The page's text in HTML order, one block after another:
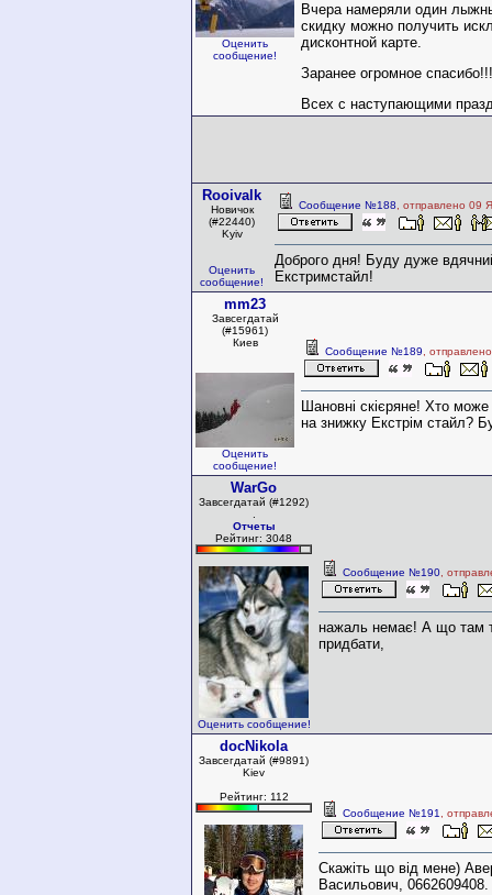
Оценить
сообщение!
Вчера намеряли один
скидку можно получить
дисконтной карте.
Заранее огромное
Всех с наступающими
Rooivalk
Новичок
(#22440)
Kyiv
Оценить
сообщение!
Сообщение №188 , отправлено 09
Доброго дня! Буду дуже
Екстримстайл!
mm23
Завсегдатай
(#15961)
Киев
Оценить
сообщение!
Сообщение №189 ,
Шановні скієряне! Хто
на знижку Екстрім стайл?
WarGo
Завсегдатай (#1292)
Отчеты
Рейтинг: 3048
Оценить сообщение!
Сообщение №190 ,
нажаль немає! А що там
придбати,
docNikola
Завсегдатай (#9891)
Kiev
Рейтинг: 112
Сообщение №191
,
Скажіть що від мене)
Васильович, 0662609408.